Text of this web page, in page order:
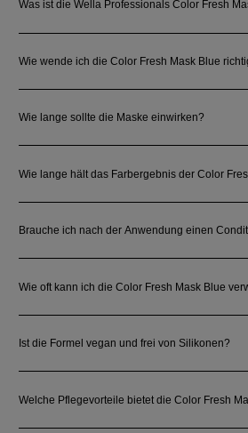
Was ist die Wella Professionals Color Fresh
Wie wende ich die Color Fresh Mask Blue
Wie lange sollte die Maske einwirken?
Wie lange hält das Farbergebnis der Color
Brauche ich nach der Anwendung einen
Wie oft kann ich die Color Fresh Mask Blue
Ist die Formel vegan und frei von Silikonen?
Welche Pflegevorteile bietet die Color Fresh